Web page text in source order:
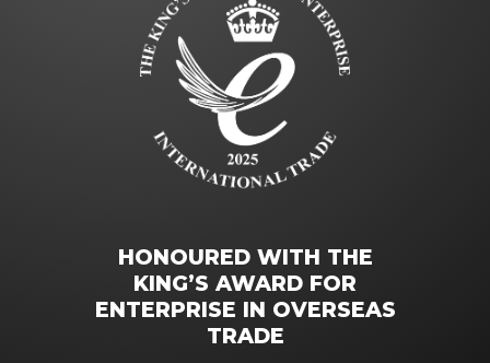
HONOURED WITH THE
KING’S AWARD FOR
ENTERPRISE IN OVERSEAS
TRADE